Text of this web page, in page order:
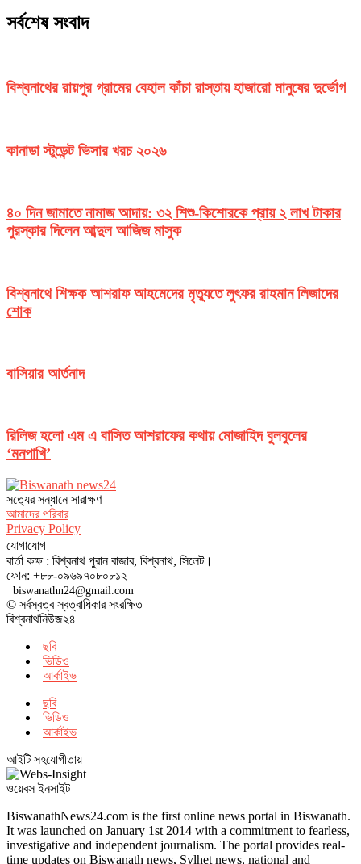
সর্বশেষ সংবাদ
বিশ্বনাথের রায়পুর গ্রামের বেহাল কাঁচা রাস্তায় হাজারো মানুষের দুর্ভোগ
কানাডা স্টুডেন্ট ভিসার খরচ ২০২৬
৪০ দিন জামাতে নামাজ আদায়: ৩২ শিশু-কিশোরকে প্রায় ২ লাখ টাকার
পুরস্কার দিলেন আব্দুল আজিজ মাসুক
বিশ্বনাথে শিক্ষক আশরাফ আহমেদের মৃত্যুতে লুৎফর রাহমান লিজাদের
শোক
বাসিয়ার আর্তনাদ
রিলিজ হলো এম এ বাসিত আশরাফের কথায় মোজাহিদ বুলবুলের
‘মনপাখি’
সত‌্যের সন্ধানে সারাক্ষণ
আমাদের পরিবার
Privacy Policy
যোগাযোগ
বার্তা কক্ষ : বিশ্বনাথ পুরান বাজার, বিশ্বনাথ, সিলেট।
ফোন: +৮৮-০৯৬৯৭০৮০৮১২
biswanathn24@gmail.com
© সর্বস্বত্ব স্বত্বাধিকার সংরক্ষিত
বিশ্বনাথনিউজ২৪
ছবি
ভিডিও
আর্কাইভ
ছবি
ভিডিও
আর্কাইভ
আইটি সহযোগীতায়
ওয়েবস ইনসাইট
BiswanathNews24.com is the first online news portal in Biswanath.
It was launched on January 1st 2014 with a commitment to fearless,
investigative and independent journalism. The portal provides real-
time updates on Biswanath news, Sylhet news, national and